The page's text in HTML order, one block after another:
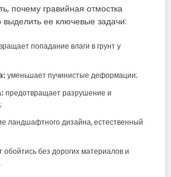
почему гравийная отмостка
выделить ее ключевые задачи:
попадание влаги в грунт у
уменьшает пучинистые деформации;
предотвращает разрушение и
ландшафтного дизайна, естественный
обойтись без дорогих материалов и